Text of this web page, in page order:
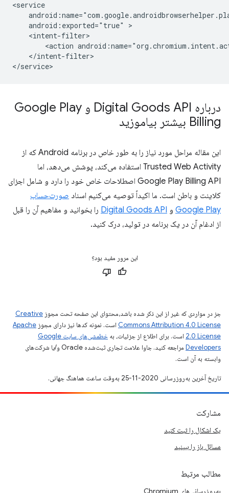
android:exported="true"
<action
</intent-filter>
درباره Digital Goods API و Google Play
Billing بیشتر بیاموزید
این مقاله مراحل مورد نیاز را به طور خاص در برنامه Android که از
Trusted Web Activity استفاده می‌کند، پوشش می‌دهد، اما
Google Play Billing API اصطلاحات خاص خود را دارد و شامل اجزای
کلاینت و باطن است. ما اکیداً توصیه می‌کنیم اسناد صورت‌حساب
Google Play و Digital Goods API را بخوانید و مفاهیم آن را قبل
از ادغام آن در یک برنامه در تولید، درک کنید.
این مرور مفید بود؟
جز در مواردی که غیر از این ذکر شده باشد،‌محتوای این صفحه تحت مجوز Creative
Commons Attribution 4.0 License است. نمونه کدها نیز دارای مجوز Apache
2.0 License است. برای اطلاع از جزئیات، به
خطمشی‌های سایت Google
Developers‏
مراجعه کنید. جاوا علامت تجاری ثبت‌شده Oracle و/یا شرکت‌های
وابسته به آن است.
تاریخ آخرین به‌روزرسانی 2020-11-25 به‌وقت ساعت هماهنگ جهانی.
مشارکت
یک اشکال را ثبت کنید
مسائل باز را ببینید
مطالب مرتبط
به‌روزرسانی‌های Chromium